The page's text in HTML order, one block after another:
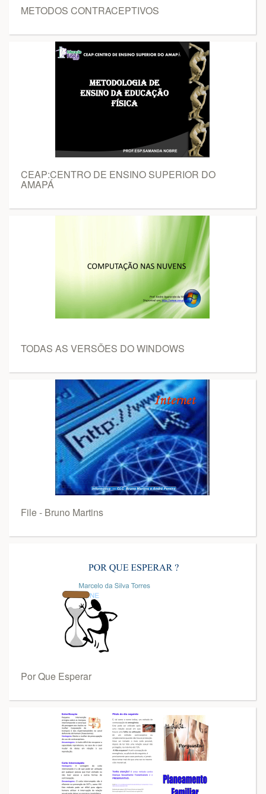
METODOS CONTRACEPTIVOS
CEAP:CENTRO DE ENSINO SUPERIOR DO
AMAPÁ
TODAS AS VERSÕES DO WINDOWS
File - Bruno Martins
Por Que Esperar